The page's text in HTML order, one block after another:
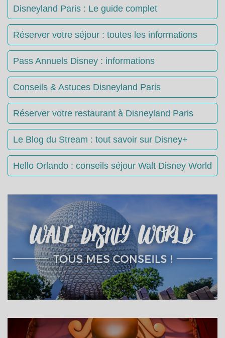
Disneyland Paris : Le guide complet
Réserver votre séjour : toutes les informations
Pass Annuels Disney : informations
Conseils & Astuces Disneyland Paris
Réserver votre restaurant à Disneyland Paris
Le Blog du Stream : tout savoir sur Disney+
Hello Orlando : conseils séjour Walt Disney World